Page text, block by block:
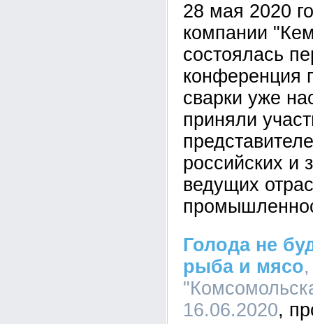
28 мая 2020
компании
состоялась
конференция
сварки уже
приняли
российских и
ведущих
Голода не
рыба и мясо
16.06.2020